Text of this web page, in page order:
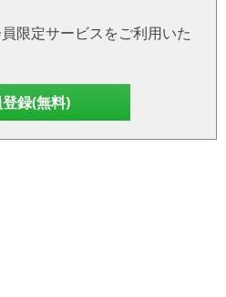
限定サービスをご利用いた
録(無料)